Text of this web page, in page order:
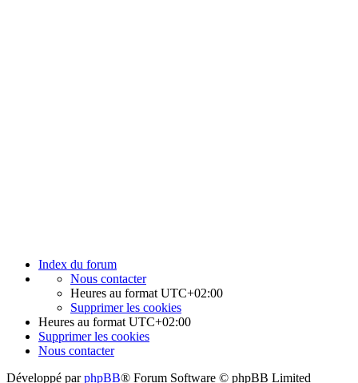
Index du forum
Nous contacter
Heures au format UTC+02:00
Supprimer les cookies
Heures au format UTC+02:00
Supprimer les cookies
Nous contacter
Développé parphpBB® Forum Software © phpBB Limited